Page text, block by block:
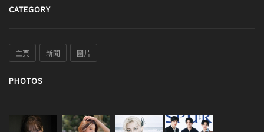
CATEGORY
主頁 新聞 圖片
PHOTOS